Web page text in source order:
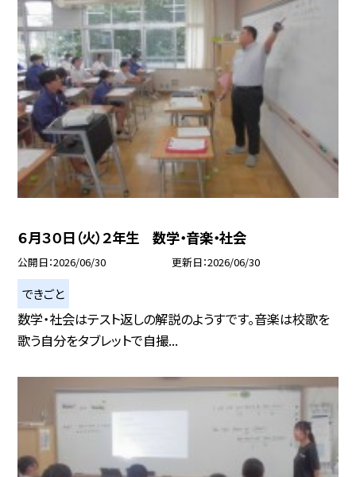
６月３０日（火）２年生 数学・音楽・社会
公開日 2026/06/30 更新日 2026/06/30
できごと
数学・社会はテスト返しの解説のようすです。音楽は校歌を
歌う自分をタブレットで自撮...